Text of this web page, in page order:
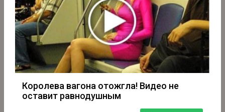
Королева вагона отожгла! Видео не
оставит равнодушным